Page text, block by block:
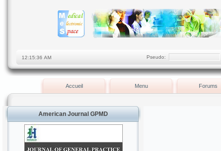
Pseudo:
Accueil Menu Forums
American Journal GPMD